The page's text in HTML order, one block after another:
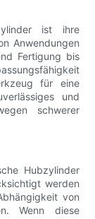
ist ihre
Anwendungen
Fertigung bis
für eine
und
schwerer
Hubzylinder
werden
von
Wenn diese